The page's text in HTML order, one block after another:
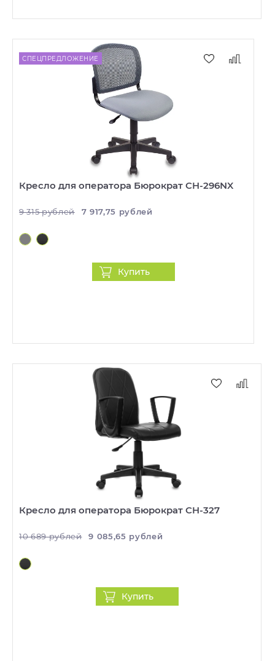
СПЕЦПРЕДЛОЖЕНИЕ
Кресло для оператора Бюрократ CH-296NX
9 315 рублей 7 917,75 рублей
Купить
Кресло для оператора Бюрократ CH-327
10 689 рублей 9 085,65 рублей
Купить